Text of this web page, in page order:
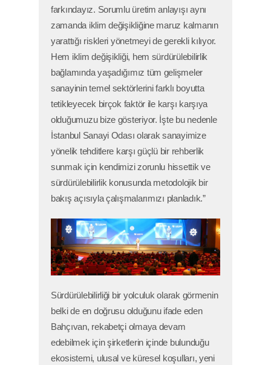
farkındayız. Sorumlu üretim anlayışı aynı
zamanda iklim değişikliğine maruz kalmanın
yarattığı riskleri yönetmeyi de gerekli kılıyor.
Hem iklim değişikliği, hem sürdürülebilirlik
bağlamında yaşadığımız tüm gelişmeler
sanayinin temel sektörlerini farklı boyutta
tetikleyecek birçok faktör ile karşı karşıya
olduğumuzu bize gösteriyor. İşte bu nedenle
İstanbul Sanayi Odası olarak sanayimize
yönelik tehditlere karşı güçlü bir rehberlik
sunmak için kendimizi zorunlu hissettik ve
sürdürülebilirlik konusunda metodolojik bir
bakış açısıyla çalışmalarımızı planladık.”
Sürdürülebilirliği bir yolculuk olarak görmenin
belki de en doğrusu olduğunu ifade eden
Bahçıvan, rekabetçi olmaya devam
edebilmek için şirketlerin içinde bulunduğu
ekosistemi, ulusal ve küresel koşulları, yeni